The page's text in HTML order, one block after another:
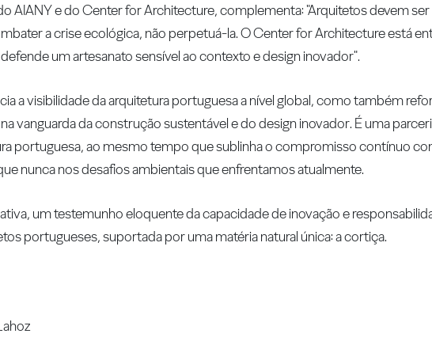
AIANY e do Center for Architecture, complementa: "Arquitetos devem
a crise ecológica, não perpetuá-la. O Center for Architecture está
um artesanato sensível ao contexto e design inovador".
a visibilidade da arquitetura portuguesa a nível global, como também
vanguarda da construção sustentável e do design inovador. É uma
portuguesa, ao mesmo tempo que sublinha o compromisso contínuo
nunca nos desafios ambientais que enfrentamos atualmente.
um testemunho eloquente da capacidade de inovação e
portugueses, suportada por uma matéria natural única: a cortiça.